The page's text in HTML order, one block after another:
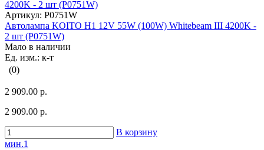
Артикул: P0751W
Автолампа KOITO H1 12V 55W (100W) Whitebeam III 4200K -
2 шт (P0751W)
Мало в наличии
Ед. изм.: к-т
(0)
2 909.00 р.
2 909.00 р.
В корзину
мин.1